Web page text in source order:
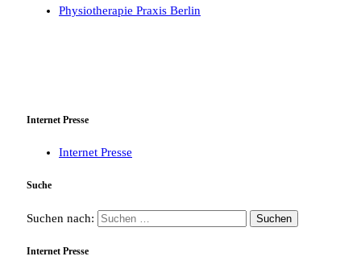
Physiotherapie Praxis Berlin
Internet Presse
Internet Presse
Suche
Suchen nach:
Internet Presse